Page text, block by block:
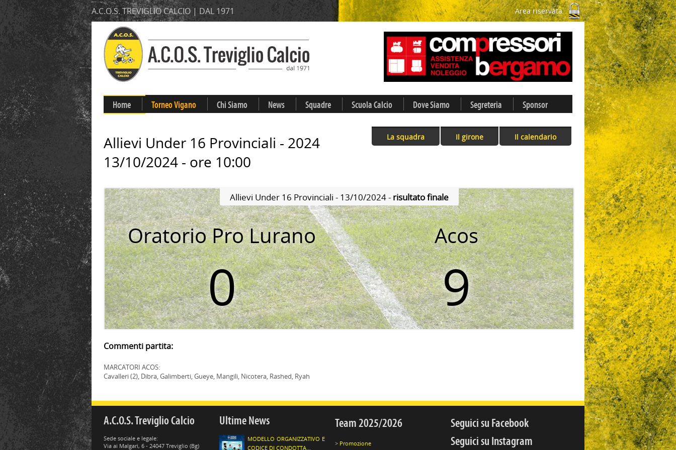
A.C.O.S. TREVIGLIO CALCIO | DAL 1971 Area riservata
Home Torneo Vigano Chi Siamo News Squadre Scuola Calcio Dove Siamo Segreteria Sponsor
Allievi Under 16 Provinciali - 2024
13/10/2024 - ore 10:00
La squadra Il girone Il calendario
Allievi Under 16 Provinciali - 13/10/2024 - risultato finale
Oratorio Pro Lurano
0
Acos
9
Commenti partita:
MARCATORI ACOS:
Cavalleri (2), Dibra, Galimberti, Gueye, Mangili, Nicotera, Rashed, Ryah
A.C.O.S. Treviglio Calcio
Sede sociale e legale:
Via ai Malgari, 6 - 24047 Treviglio (Bg)
Ultime News
MODELLO ORGANIZZATIVO E
CODICE DI CONDOTTA...
Team 2025/2026
Promozione
Seguici su Facebook
Seguici su Instagram